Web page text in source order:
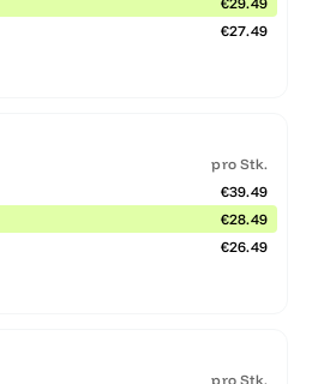
€27.49
pro Stk.
€39.49
€28.49
€26.49
pro Stk.